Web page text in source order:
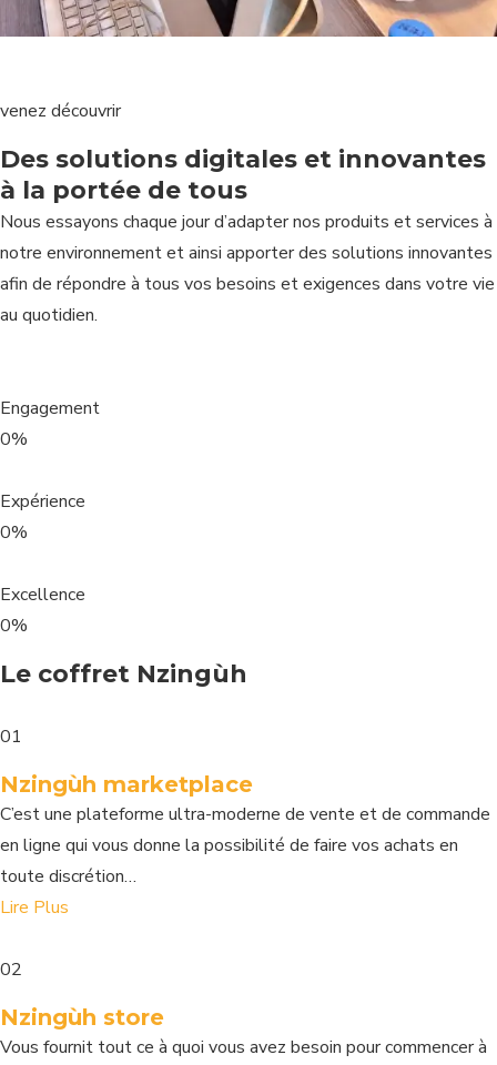
venez découvrir
Des solutions digitales et innovantes
à la portée de tous
Nous essayons chaque jour d’adapter nos produits et services à
notre environnement et ainsi apporter des solutions innovantes
afin de répondre à tous vos besoins et exigences dans votre vie
au quotidien.
Engagement
0%
Expérience
0%
Excellence
0%
Le coffret Nzingùh
01
Nzingùh marketplace
C’est une plateforme ultra-moderne de vente et de commande
en ligne qui vous donne la possibilité de faire vos achats en
toute discrétion…
Lire Plus
02
Nzingùh store
Vous fournit tout ce à quoi vous avez besoin pour commencer à